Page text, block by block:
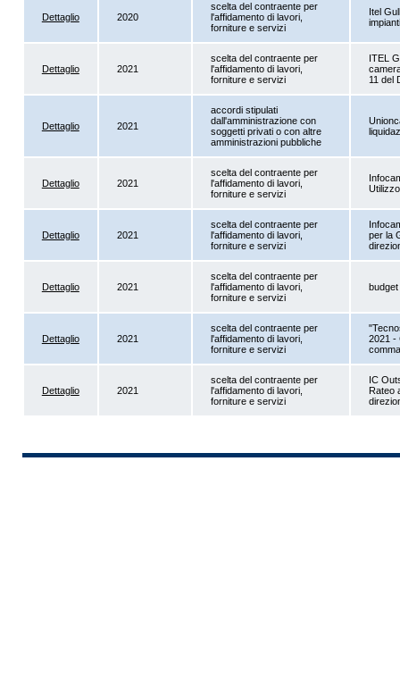
Dettaglio 2020
scelta del contraente per
l'affidamento di lavori,
forniture e servizi
Itel
Dettaglio 2021
scelta del contraente per
l'affidamento di lavori,
forniture e servizi
ITEL
11 del
Dettaglio 2021
accordi stipulati
dall'amministrazione con
soggetti privati o con altre
amministrazioni pubbliche
Dettaglio 2021
scelta del contraente per
l'affidamento di lavori,
forniture e servizi
Dettaglio 2021
scelta del contraente per
l'affidamento di lavori,
forniture e servizi
per la
Dettaglio 2021
scelta del contraente per
l'affidamento di lavori,
forniture e servizi
Dettaglio 2021
scelta del contraente per
l'affidamento di lavori,
forniture e servizi
2021 -
Dettaglio 2021
scelta del contraente per
l'affidamento di lavori,
forniture e servizi
IC
Rateo